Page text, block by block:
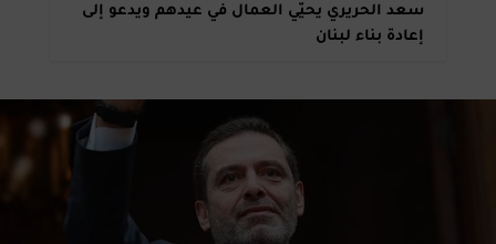
سعد الحريري يحيّي العمال في عيدهم ويدعو إلى
إعادة بناء لبنان